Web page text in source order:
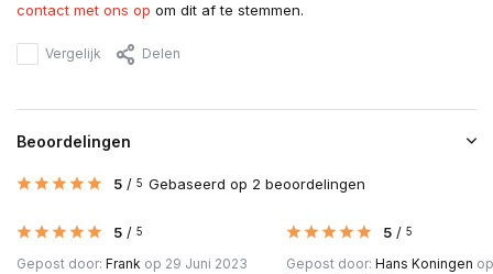
contact met ons op om dit af te stemmen.
Vergelijk Delen
Beoordelingen
5 / 5 Gebaseerd op 2 beoordelingen
5 / 5
Gepost door: Frank op 29 Juni 2023
5 / 5
Gepost door: Hans Koningen